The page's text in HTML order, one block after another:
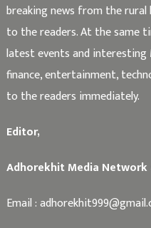
breaking news from the
to the readers. At the same
latest events and
finance, entertainment,
to the readers immediately.
Editor,
Adhorekhit Media
Email :